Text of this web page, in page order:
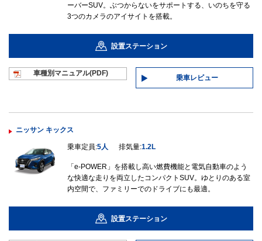
ーバーSUV。ぶつからないをサポートする、いのちを守る
3つのカメラのアイサイトを搭載。
設置ステーション
車種別マニュアル(PDF)
乗車レビュー
ニッサン キックス
乗車定員:5人 排気量:1.2L
「e-POWER」を搭載し高い燃費機能と電気自動車のよう
な快適な走りを両立したコンパクトSUV。ゆとりのある室
内空間で、ファミリーでのドライブにも最適。
設置ステーション